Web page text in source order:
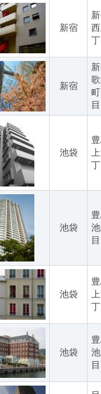
新宿
新宿
目
池袋
池袋
目
池袋
池袋